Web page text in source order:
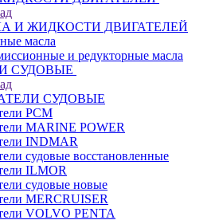
И ЖИДКОСТИ ДВИГАТЕЛЕЙ
масла
и редукторные масла
СУДОВЫЕ
СУДОВЫЕ
PCM
MARINE POWER
INDMAR
судовые восстановленные
ILMOR
судовые новые
MERCRUISER
VOLVO PENTA